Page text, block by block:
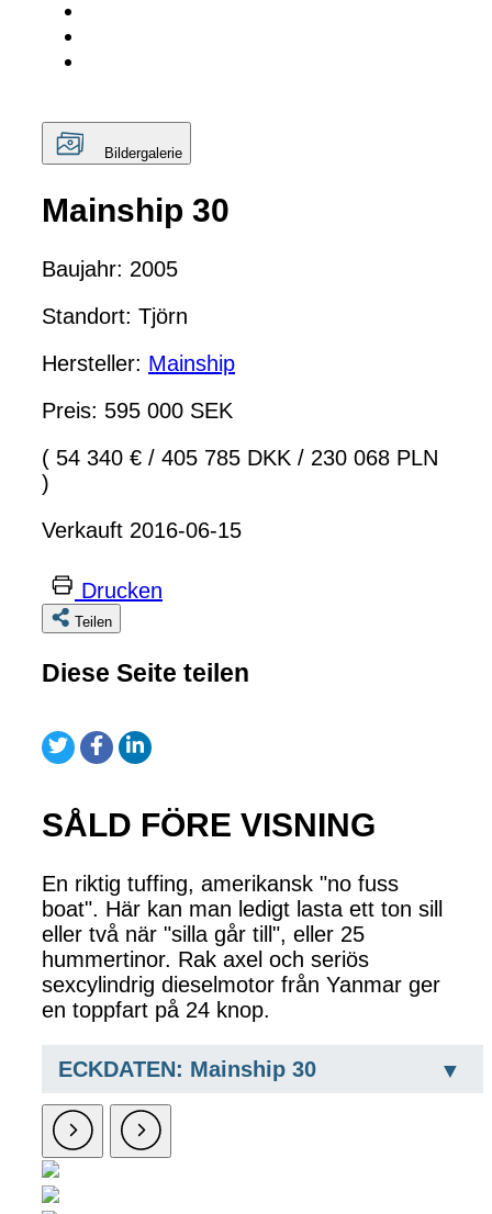
Bildergalerie
Mainship 30
Baujahr: 2005
Standort: Tjörn
Hersteller: Mainship
Preis: 595 000 SEK
( 54 340 € / 405 785 DKK / 230 068 PLN
)
Verkauft 2016-06-15
Drucken
Teilen
Diese Seite teilen
SÅLD FÖRE VISNING
En riktig tuffing, amerikansk "no fuss
boat". Här kan man ledigt lasta ett ton sill
eller två när "silla går till", eller 25
hummertinor. Rak axel och seriös
sexcylindrig dieselmotor från Yanmar ger
en toppfart på 24 knop.
ECKDATEN: Mainship 30